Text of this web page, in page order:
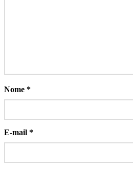
Nome *
E-mail *